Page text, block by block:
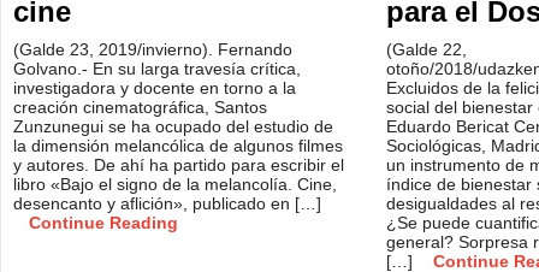
cine
(Galde 23, 2019/invierno). Fernando
Golvano.- En su larga travesía crítica,
investigadora y docente en torno a la
creación cinematográfica, Santos
Zunzunegui se ha ocupado del estudio de
la dimensión melancólica de algunos filmes
y autores. De ahí ha partido para escribir el
libro «Bajo el signo de la melancolía. Cine,
desencanto y aflición», publicado en […]
Continue Reading
para el
(Galde 22,
otoño/2018/
Excluidos de la
social del
Eduardo Bericat
Sociológicas,
un instrumento de
índice de bienestar
desigualdades al
¿Se puede
general? Sorpresa
[…]
Continue